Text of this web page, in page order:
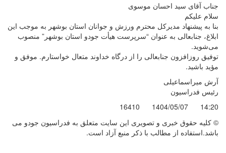
جناب آقای سید احسان موسوی
سلام علیکم
بنا به پیشنهاد مدیرکل محترم ورزش و جوانان استان بوشهر به موجب این
ابلاغ، جنابعالی به عنوان “سرپرست هیأت جودو استان بوشهر” منصوب
می‌شوید.
توفیق روزافزون جنابعالی را از درگاه خداوند متعال خواستارم. موفق و
مؤید باشید.
آرش میراسماعیلی
رئیس فدراسیون
14:20
1404/05/07
16410
© کليه حقوق خبری و تصويری اين سايت متعلق به فدراسیون جودو می
باشد.استفاده از مطالب با ذكر منبع آزاد است.